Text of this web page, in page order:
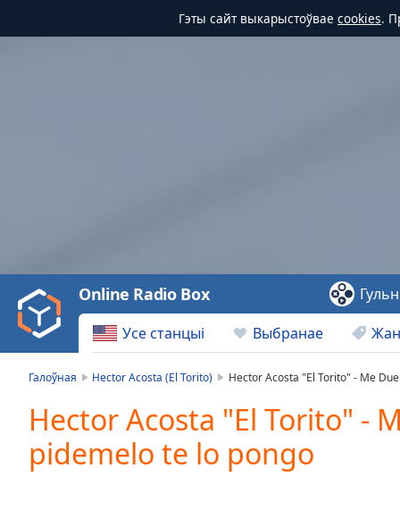
Гэты сайт выкарыстоўвае cookies.
Video
Play
Backward
Skip
Current
Time0:00
Duration-:-
Усе станцыі Выбранае
Online Radio Box
Галоўная Hector Acosta (El Torito) Hector Acosta "El Torito" - Me
Hector Acosta "El Torito" -
pidemelo te lo pongo